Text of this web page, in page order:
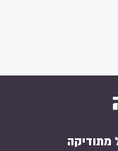
מתודיקה